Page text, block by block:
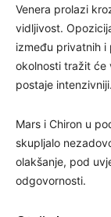
Venera prolazi
vidljivost.
između privatnih i
okolnosti tražit će
postaje intenzivniji.
Mars i Chiron u
skupljalo
olakšanje, pod
odgovornosti.